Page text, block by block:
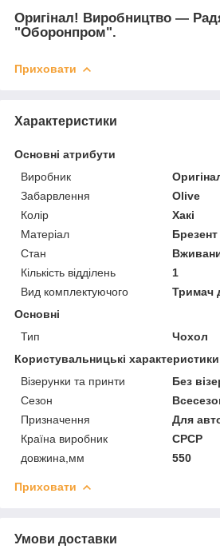
Оригінал! Виробництво ―
"Оборонпром".
Приховати
Характеристики
Основні атрибути
Виробник
Забарвлення
Olive
Колір
Хакі
Матеріал
Брезент
Стан
Кількість відділень
1
Вид комплектуючого
Тримач
Основні
Тип
Чохол
Користувальницькі характеристики
Візерунки та принти
Без
Сезон
Призначення
Для
Країна виробник
СРСР
довжина,мм
550
Приховати
Умови доставки